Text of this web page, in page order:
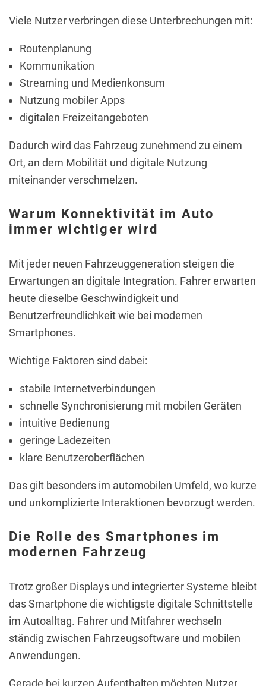
Viele Nutzer verbringen diese Unterbrechungen mit:
Routenplanung
Kommunikation
Streaming und Medienkonsum
Nutzung mobiler Apps
digitalen Freizeitangeboten
Dadurch wird das Fahrzeug zunehmend zu einem
Ort, an dem Mobilität und digitale Nutzung
miteinander verschmelzen.
Warum Konnektivität im Auto
immer wichtiger wird
Mit jeder neuen Fahrzeuggeneration steigen die
Erwartungen an digitale Integration. Fahrer erwarten
heute dieselbe Geschwindigkeit und
Benutzerfreundlichkeit wie bei modernen
Smartphones.
Wichtige Faktoren sind dabei:
stabile Internetverbindungen
schnelle Synchronisierung mit mobilen Geräten
intuitive Bedienung
geringe Ladezeiten
klare Benutzeroberflächen
Das gilt besonders im automobilen Umfeld, wo kurze
und unkomplizierte Interaktionen bevorzugt werden.
Die Rolle des Smartphones im
modernen Fahrzeug
Trotz großer Displays und integrierter Systeme bleibt
das Smartphone die wichtigste digitale Schnittstelle
im Autoalltag. Fahrer und Mitfahrer wechseln
ständig zwischen Fahrzeugsoftware und mobilen
Anwendungen.